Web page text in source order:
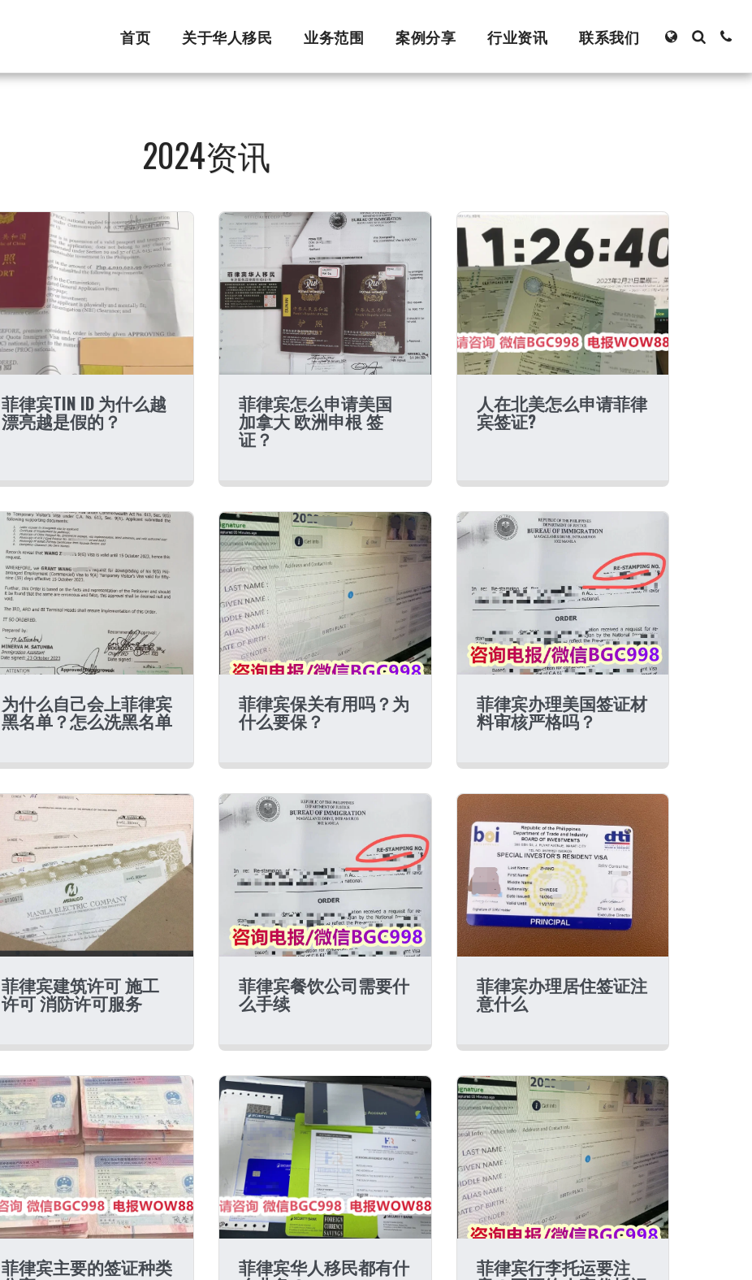
首页 关于华人移民 业务范围 案例分享 行业资讯 联系我们
2024资讯
菲律宾TIN ID 为什么越
漂亮越是假的？
菲律宾怎么申请美国
加拿大 欧洲申根 签
证？
人在北美怎么申请菲律
宾签证?
为什么自己会上菲律宾
黑名单？怎么洗黑名单
菲律宾保关有用吗？为
什么要保？
菲律宾办理美国签证材
料审核严格吗？
菲律宾建筑许可 施工
许可 消防许可服务
菲律宾餐饮公司需要什
么手续
菲律宾办理居住签证注
意什么
菲律宾主要的签证种类 菲律宾华人移民都有什 菲律宾行李托运要注